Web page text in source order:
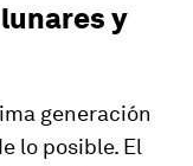
y
generación
lo posible. El